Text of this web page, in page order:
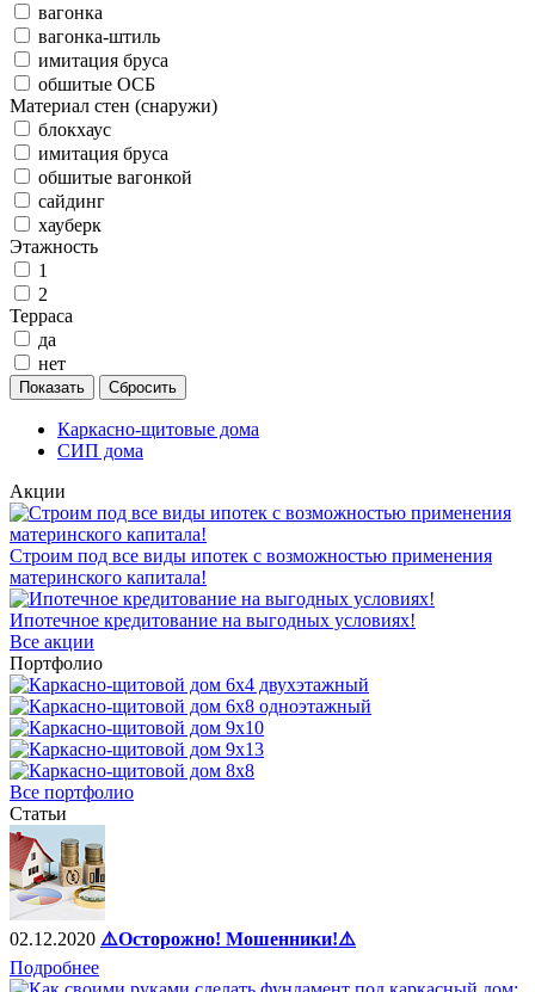
вагонка
вагонка-штиль
имитация бруса
обшитые ОСБ
Материал стен (снаружи)
блокхаус
имитация бруса
обшитые вагонкой
сайдинг
хауберк
Этажность
1
2
Терраса
да
нет
Каркасно-щитовые дома
СИП дома
Акции
Строим под все виды ипотек с возможностью применения
материнского капитала!
Ипотечное кредитование на выгодных условиях!
Все акции
Портфолио
Все портфолио
Статьи
02.12.2020 ⚠️Осторожно! Мошенники!⚠️
Подробнее